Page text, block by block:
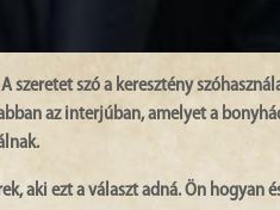
szeretet szó a keresztény
az interjúban, amelyet a
aki ezt a választ adná. Ön hogyan